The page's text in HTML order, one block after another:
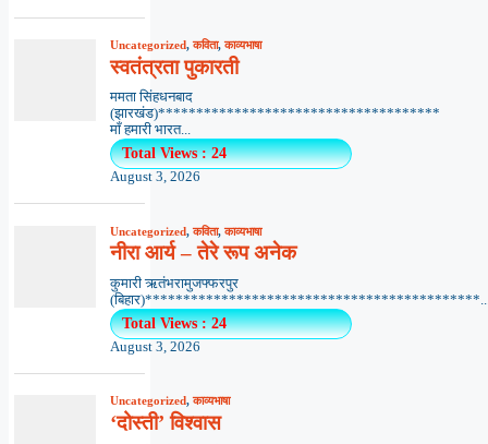
Uncategorized,कविता,काव्यभाषा
स्वतंत्रता पुकारती
ममता सिंहधनबाद
(झारखंड)*************************************
माँ हमारी भारत...
Total Views : 24
August 3, 2026
Uncategorized,कविता,काव्यभाषा
नीरा आर्य – तेरे रूप अनेक
कुमारी ऋतंभरामुजफ्फरपुर
Total Views : 24
August 3, 2026
Uncategorized,काव्यभाषा
‘दोस्ती’ विश्वास